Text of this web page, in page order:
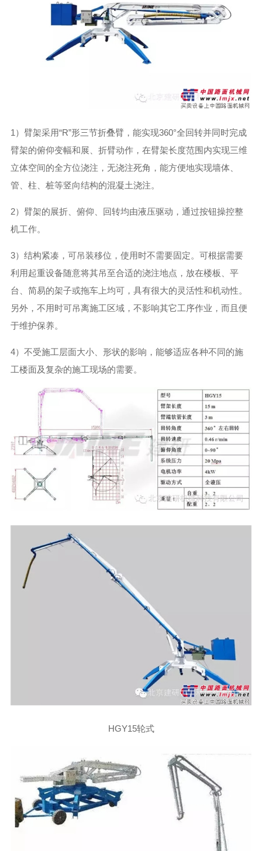
1）臂架采用“R”形三节折叠臂，能实现360°全回转并同时完成
臂架的俯仰变幅和展、折臂动作，在臂架长度范围内实现三维
立体空间的全方位浇注，无浇注死角，能方便地实现墙体、
管、柱、桩等竖向结构的混凝土浇注。
2）臂架的展折、俯仰、回转均由液压驱动，通过按钮操控整
机工作。
3）结构紧凑，可吊装移位，使用时不需要固定。可根据需要
利用起重设备随意将其吊至合适的浇注地点，放在楼板、平
台、简易的架子或拖车上均可，具有很大的灵活性和机动性。
另外，不用时可吊离施工区域，不影响其它工序作业，而且便
于维护保养。
4）不受施工层面大小、形状的影响，能够适应各种不同的施
工楼面及复杂的施工现场的需要。
HGY15轮式